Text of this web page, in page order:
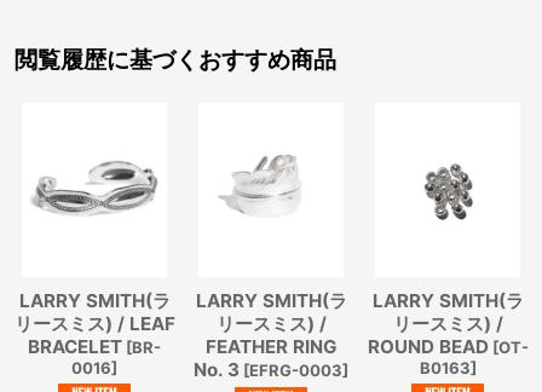
閲覧履歴に基づくおすすめ商品
LARRY SMITH(ラ
リースミス) / LEAF
BRACELET [BR-
0016]
LARRY SMITH(ラ
リースミス) /
FEATHER RING
No. 3 [EFRG-0003]
LARRY SMITH(ラ
リースミス) /
ROUND BEAD [OT-
B0163]